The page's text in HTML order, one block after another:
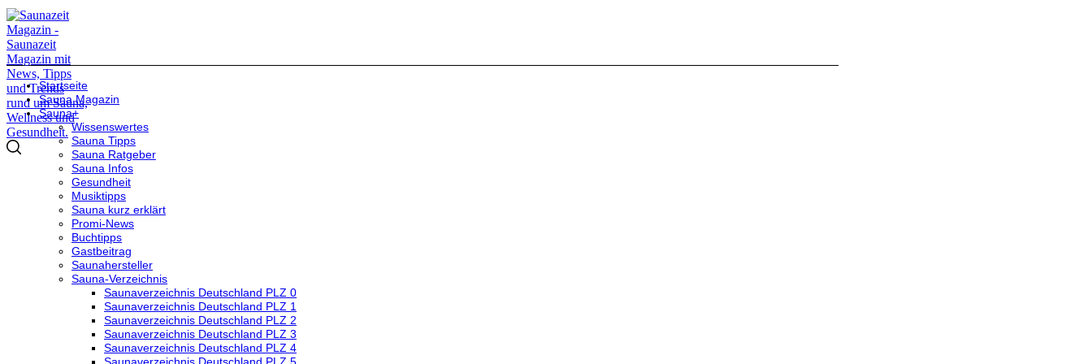
Startseite
Sauna Magazin
Sauna+
Wissenswertes
Sauna Tipps
Sauna Ratgeber
Sauna Infos
Gesundheit
Musiktipps
Sauna kurz erklärt
Promi-News
Buchtipps
Gastbeitrag
Saunahersteller
Sauna-Verzeichnis
Saunaverzeichnis Deutschland PLZ 0
Saunaverzeichnis Deutschland PLZ 1
Saunaverzeichnis Deutschland PLZ 2
Saunaverzeichnis Deutschland PLZ 3
Saunaverzeichnis Deutschland PLZ 4